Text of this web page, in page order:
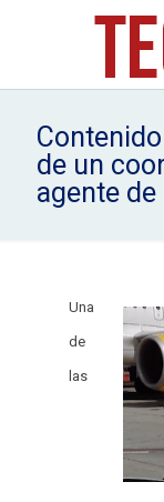
de un
agente
Una
de
las